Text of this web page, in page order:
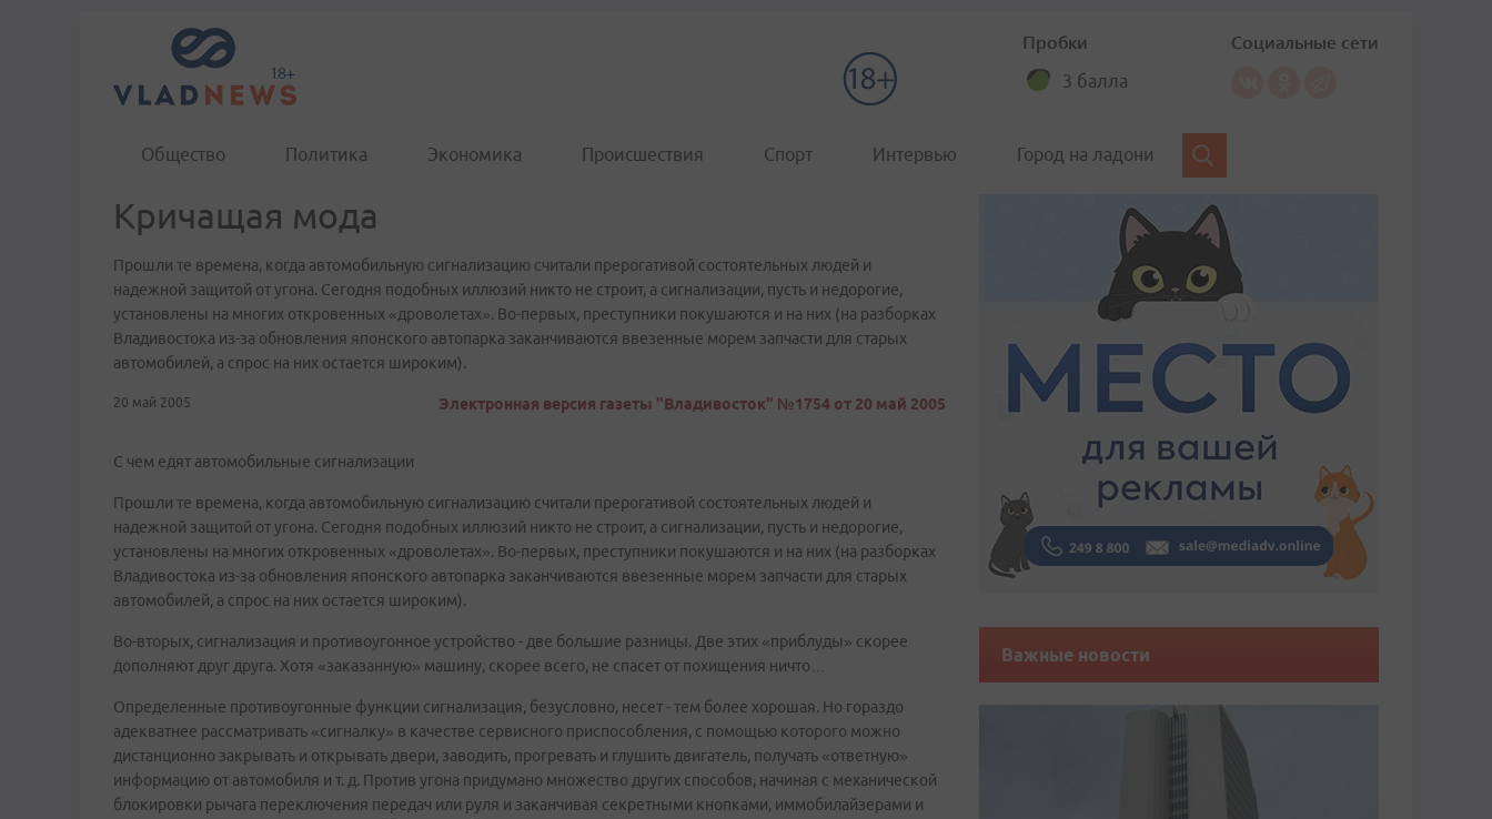
Пробки
3 балла
Социальные сети
Общество Политика Экономика Происшествия Спорт Интервью Город на ладони
Кричащая мода
Прошли те времена, когда автомобильную сигнализацию считали прерогативой состоятельных людей и
надежной защитой от угона. Сегодня подобных иллюзий никто не строит, а сигнализации, пусть и недорогие,
установлены на многих откровенных «дроволетах». Во-первых, преступники покушаются и на них (на разборках
Владивостока из-за обновления японского автопарка заканчиваются ввезенные морем запчасти для старых
автомобилей, а спрос на них остается широким).
20 май 2005 Электронная версия газеты "Владивосток" №1754 от 20 май 2005
С чем едят автомобильные сигнализации
Прошли те времена, когда автомобильную сигнализацию считали прерогативой состоятельных людей и
надежной защитой от угона. Сегодня подобных иллюзий никто не строит, а сигнализации, пусть и недорогие,
установлены на многих откровенных «дроволетах». Во-первых, преступники покушаются и на них (на разборках
Владивостока из-за обновления японского автопарка заканчиваются ввезенные морем запчасти для старых
автомобилей, а спрос на них остается широким).
Во-вторых, сигнализация и противоугонное устройство - две большие разницы. Две этих «приблуды» скорее
дополняют друг друга. Хотя «заказанную» машину, скорее всего, не спасет от похищения ничто…
Определенные противоугонные функции сигнализация, безусловно, несет - тем более хорошая. Но гораздо
адекватнее рассматривать «сигналку» в качестве сервисного приспособления, с помощью которого можно
дистанционно закрывать и открывать двери, заводить, прогревать и глушить двигатель, получать «ответную»
информацию от автомобиля и т. д. Против угона придумано множество других способов, начиная с механической
блокировки рычага переключения передач или руля и заканчивая секретными кнопками, иммобилайзерами и
Важные новости